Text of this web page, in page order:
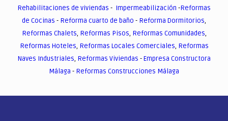
Rehabilitaciones de viviendas - Impermeabilización -Reformas
de Cocinas - Reforma cuarto de baño - Reforma Dormitorios,
Reformas Chalets, Reformas Pisos, Reformas Comunidades,
Reformas Hoteles, Reformas Locales Comerciales, Reformas
Naves Industriales, Reformas Viviendas -Empresa Constructora
Málaga - Reformas Construcciones Málaga